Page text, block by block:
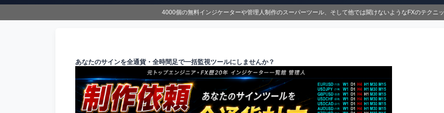
4000個の無料インジケーターや管理人制作のスーパーツール、そして他では聞けないようなFXのテクニッ
あなたのサインを全通貨・全時間足で一括監視ツールにしませんか？